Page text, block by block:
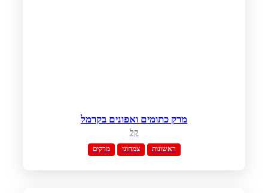
מרק כתומים ואפונים בקרמל
קל
מרקים צמחוני ראשונות